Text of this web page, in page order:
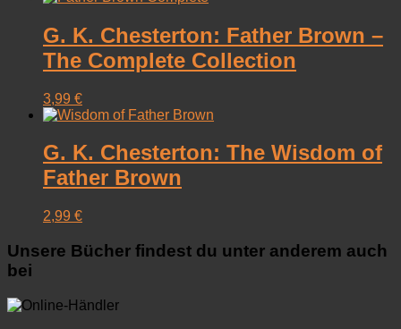
G. K. Chesterton: Father Brown –
The Complete Collection
3,99 €
G. K. Chesterton: The Wisdom of
Father Brown
2,99 €
Unsere Bücher findest du unter anderem auch
bei